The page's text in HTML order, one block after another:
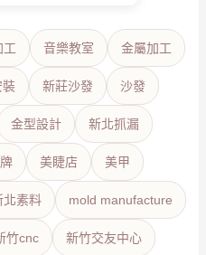
工 音樂教室 金屬加工
裝 新莊沙發 沙發
金型設計 新北抓漏
美睫店 美甲
北素料 mold manufacture
竹cnc 新竹交友中心